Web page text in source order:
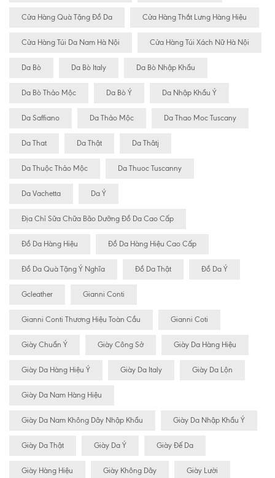
Cửa Hàng Quà Tặng Đồ Da Cửa Hàng Thắt Lưng Hàng Hiệu
Cửa Hàng Túi Da Nam Hà Nội Cửa Hàng Túi Xách Nữ Hà Nội
Da Bò Da Bò Italy Da Bò Nhập Khẩu
Da Bò Thảo Mộc Da Bò Ý Da Nhập Khẩu Ý
Da Saffiano Da Thảo Mộc Da Thao Moc Tuscany
Da That Da Thật Da Thâtj
Da Thuộc Thảo Mộc Da Thuoc Tuscanny
Da Vachetta Da Ý
Địa Chỉ Sữa Chữa Bão Dưỡng Đồ Da Cao Cấp
Đồ Da Hàng Hiệu Đồ Da Hàng Hiệu Cao Cấp
Đồ Da Quà Tặng Ý Nghĩa Đồ Da Thật Đồ Da Ý
Gcleather Gianni Conti
Gianni Conti Thương Hiệu Toàn Cầu Gianni Coti
Giày Chuẩn Ý Giày Công Sở Giày Da Hàng Hiệu
Giày Da Hàng Hiệu Ý Giày Da Italy Giày Da Lộn
Giày Da Nam Hàng Hiệu
Giày Da Nam Không Dây Nhập Khẩu Giày Da Nhập Khẩu Ý
Giày Da Thật Giày Da Ý Giày Đế Da
Giày Hàng Hiệu Giày Không Dây Giày Lười